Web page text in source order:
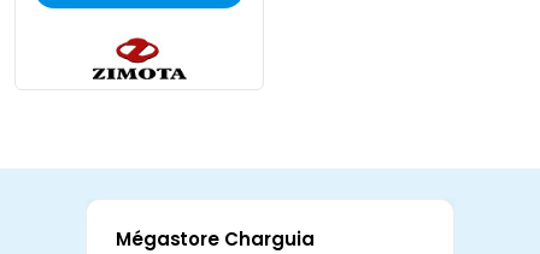
Mégastore Charguia